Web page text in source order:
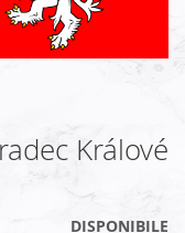
Králové
DISPONIBILE